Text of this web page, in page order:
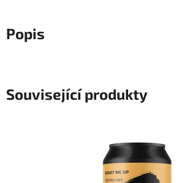
Popis
Související produkty